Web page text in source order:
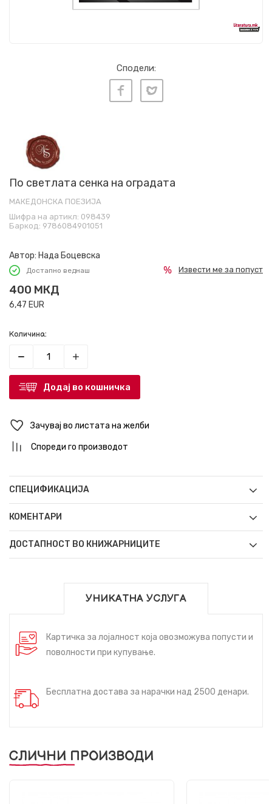
Сподели:
По светлата сенка на оградата
МАКЕДОНСКА ПОЕЗИЈА
Шифра на артикл: 098439
Баркод: 9786084901051
Автор: Нада Боцевска
Достапно веднаш
400 МКД
6,47 EUR
Извести ме за попуст
Количина:
Додај во кошничка
Зачувај во листата на желби
Спореди го производот
СПЕЦИФИКАЦИЈА
КОМЕНТАРИ
ДОСТАПНОСТ ВО КНИЖАРНИЦИТЕ
УНИКАТНА УСЛУГА
Картичка за лојалност која овозможува попусти и
поволности при купување.
Бесплатна достава за нарачки над 2500 денари.
СЛИЧНИ ПРОИЗВОДИ